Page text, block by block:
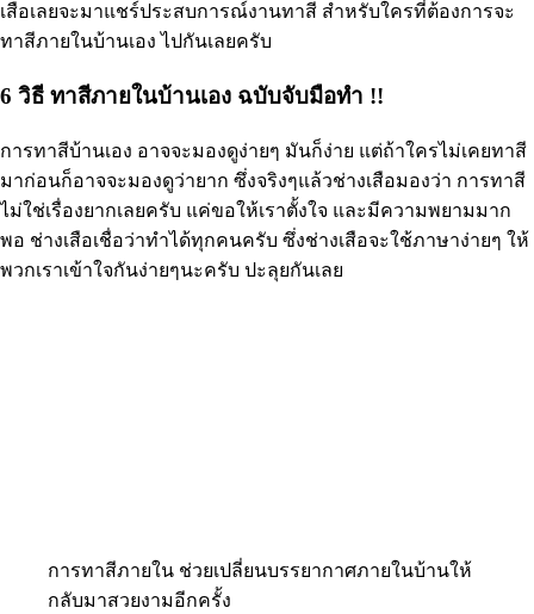
เสือเลยจะมาแชร์ประสบการณ์งานทาสี สำหรับใครที่ต้องการจะ
ทาสีภายในบ้านเอง ไปกันเลยครับ
6 วิธี ทาสีภายในบ้านเอง ฉบับจับมือทำ !!
การทาสีบ้านเอง อาจจะมองดูง่ายๆ มันก็ง่าย แต่ถ้าใครไม่เคยทาสี
มาก่อนก็อาจจะมองดูว่ายาก ซึ่งจริงๆแล้วช่างเสือมองว่า การทาสี
ไม่ใช่เรื่องยากเลยครับ แค่ขอให้เราตั้งใจ และมีความพยามมาก
พอ ช่างเสือเชื่อว่าทำได้ทุกคนครับ ซึ่งช่างเสือจะใช้ภาษาง่ายๆ ให้
พวกเราเข้าใจกันง่ายๆนะครับ ปะลุยกันเลย
การทาสีภายใน ช่วยเปลี่ยนบรรยากาศภายในบ้านให้
กลับมาสวยงามอีกครั้ง